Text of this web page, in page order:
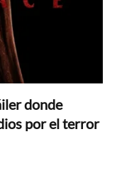
donde
por el terror